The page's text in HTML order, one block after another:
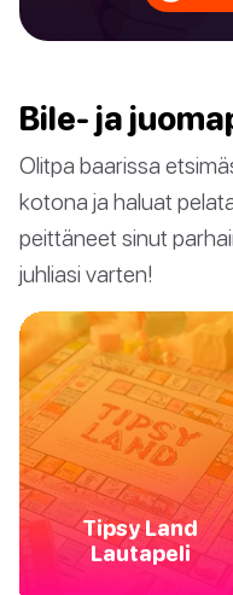
Bile- ja
Olitpa baarissa
kotona ja haluat
peittäneet sinut
juhliasi varten!
Tipsy Land
Lautapeli